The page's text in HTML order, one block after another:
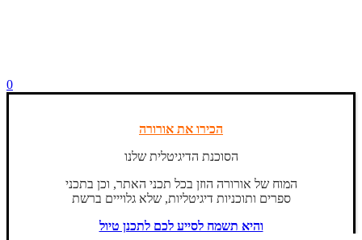
0
הכירו את אורורה
הסוכנת הדיגיטלית שלנו
המוח של אורורה הוזן בכל תכני האתר, וכן בתכני
ספרים ותוכניות דיגיטליות, שלא גלוייים ברשת
והיא תשמח לסייע לכם לתכנן טיול